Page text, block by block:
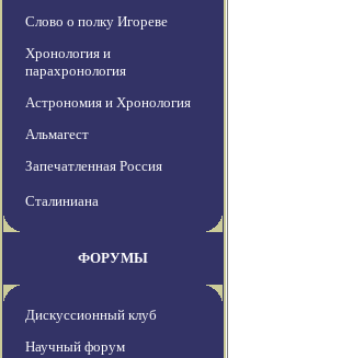
Слово о полку Игореве
Хронология и
парахронология
Астрономия и Хронология
Альмагест
Запечатленная Россия
Сталиниана
ФОРУМЫ
Дискуссионный клуб
Научный форум